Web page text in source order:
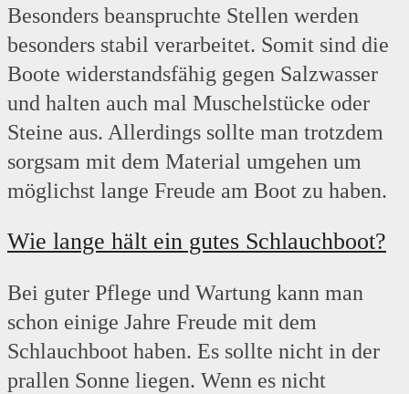
Besonders beanspruchte Stellen werden
besonders stabil verarbeitet. Somit sind die
Boote widerstandsfähig gegen Salzwasser
und halten auch mal Muschelstücke oder
Steine aus. Allerdings sollte man trotzdem
sorgsam mit dem Material umgehen um
möglichst lange Freude am Boot zu haben.
Wie lange hält ein gutes Schlauchboot?
Bei guter Pflege und Wartung kann man
schon einige Jahre Freude mit dem
Schlauchboot haben. Es sollte nicht in der
prallen Sonne liegen. Wenn es nicht